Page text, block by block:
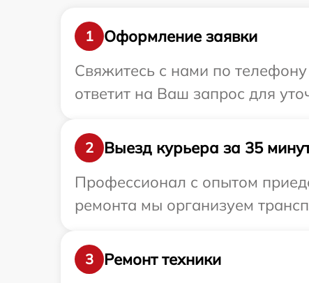
1
Оформление заявки
Свяжитесь с нами по
ответит на Ваш запрос для
2
Выезд курьера за 35
Профессионал с опытом
ремонта мы организуем
3
Ремонт техники